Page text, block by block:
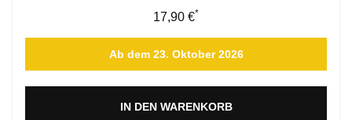
Regulärer Preis:
17,90 €*
Ab dem 23. Oktober 2026
IN DEN WARENKORB